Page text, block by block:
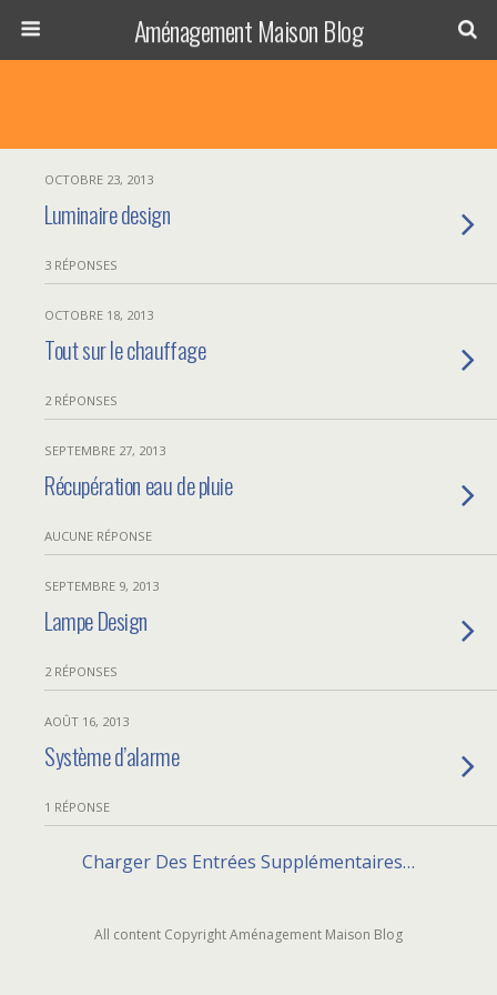
Aménagement Maison Blog
OCTOBRE 23, 2013
Luminaire design
3 RÉPONSES
OCTOBRE 18, 2013
Tout sur le chauffage
2 RÉPONSES
SEPTEMBRE 27, 2013
Récupération eau de pluie
AUCUNE RÉPONSE
SEPTEMBRE 9, 2013
Lampe Design
2 RÉPONSES
AOÛT 16, 2013
Système d’alarme
1 RÉPONSE
Charger Des Entrées Supplémentaires…
All content Copyright Aménagement Maison Blog